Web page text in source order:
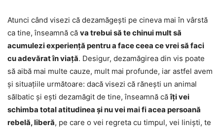
Atunci când visezi că dezamăgești pe cineva mai în vârstă
ca tine, înseamnă că va trebui să te chinui mult să
acumulezi experiență pentru a face ceea ce vrei să faci
cu adevărat în viață. Desigur, dezamăgirea din vis poate
să aibă mai multe cauze, mult mai profunde, iar astfel avem
și situațiile următoare: dacă visezi că rănești un animal
sălbatic și ești dezamăgit de tine, înseamnă căîți vei
schimba total atitudinea și nu vei mai fi acea persoană
rebelă, liberă, pe care o vei regreta cu timpul, vei liniști, te